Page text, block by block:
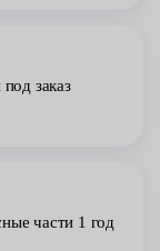
заказ
части 1 год